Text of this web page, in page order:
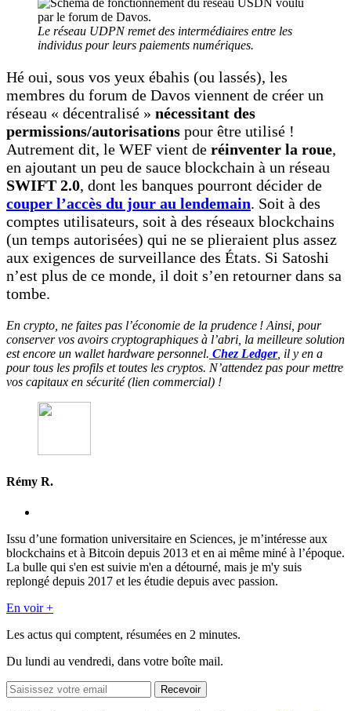
Le réseau UDPN remet des intermédiaires entre les
individus pour leurs paiements numériques.
Hé oui, sous vos yeux ébahis (ou lassés), les
membres du forum de Davos viennent de créer un
réseau « décentralisé » nécessitant des
permissions/autorisations pour être utilisé !
Autrement dit, le WEF vient de réinventer la roue,
en ajoutant un peu de sauce blockchain à un réseau
SWIFT 2.0, dont les banques pourront décider de
couper l’accès du jour au lendemain. Soit à des
comptes utilisateurs, soit à des réseaux blockchains
(un temps autorisées) qui ne se plieraient plus assez
aux exigences de surveillance des États. Si Satoshi
n’est plus de ce monde, il doit s’en retourner dans sa
tombe.
En crypto, ne faites pas l’économie de la prudence ! Ainsi, pour
conserver vos avoirs cryptographiques à l’abri, la meilleure solution
est encore un wallet hardware personnel. Chez Ledger, il y en a
pour tous les profils et toutes les cryptos. N’attendez pas pour mettre
vos capitaux en sécurité (lien commercial) !
Rémy R.
Issu d’une formation universitaire en Sciences, je m’intéresse aux
blockchains et à Bitcoin depuis 2013 et en ai même miné à l’époque.
La bulle qui s'en est suivie m'en a détourné, mais je m'y suis
replongé depuis 2017 et les étudie depuis avec passion.
En voir +
Les actus qui comptent, résumées en 2 minutes.
Du lundi au vendredi, dans votre boîte mail.
Recevoir